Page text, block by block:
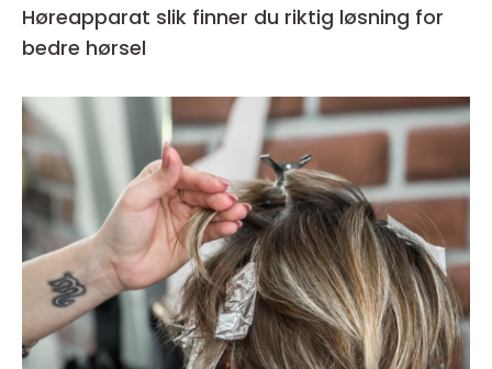
Høreapparat slik finner du riktig løsning for
bedre hørsel